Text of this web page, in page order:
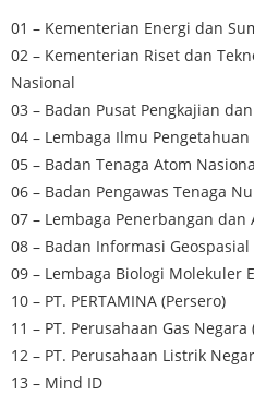
01 – Kementerian Energi dan
02 – Kementerian Riset dan
Nasional
03 – Badan Pusat Pengkajian
04 – Lembaga Ilmu Pengetahuan
05 – Badan Tenaga Atom
06 – Badan Pengawas Tenaga
07 – Lembaga Penerbangan dan
08 – Badan Informasi Geospasial
09 – Lembaga Biologi Molekuler
10 – PT. PERTAMINA (Persero)
11 – PT. Perusahaan Gas Negara
12 – PT. Perusahaan Listrik
13 – Mind ID